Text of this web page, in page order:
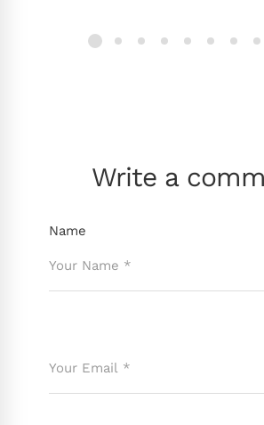
Write a
Name